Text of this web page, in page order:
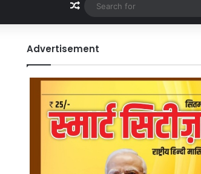
Random Article
Advertisement